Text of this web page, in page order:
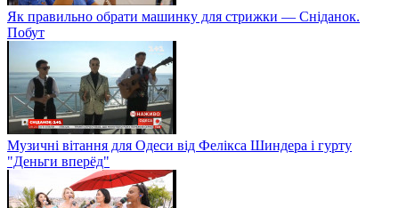
Як правильно обрати машинку для стрижки — Сніданок.
Побут
Музичні вітання для Одеси від Фелікса Шиндера і гурту
"Деньги вперёд"